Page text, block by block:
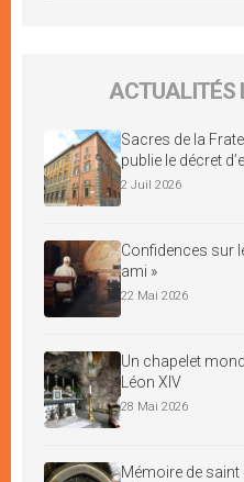
ACTUALITÉS
Sacres de la
publie le décret
2 Juil 2026
Confidences sur
ami »
22 Mai 2026
Un chapelet
Léon XIV
28 Mai 2026
Mémoire de saint